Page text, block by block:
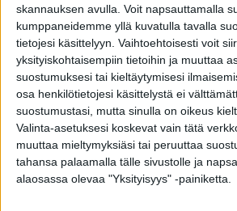
skannauksen avulla. Voit napsauttamalla
kumppaneidemme yllä kuvatulla tavalla
tietojesi käsittelyyn. Vaihtoehtoisesti voit
yksityiskohtaisempiin tietoihin ja muuttaa
suostumuksesi tai kieltäytymisesi
osa henkilötietojesi käsittelystä ei
suostumustasi, mutta sinulla on oikeus
Valinta-asetuksesi koskevat vain tätä
muuttaa mieltymyksiäsi tai peruuttaa
tahansa palaamalla tälle sivustolle ja
alaosassa olevaa "Yksityisyys" -painiketta.
Piilosaranointi on ainutlaatuinen
Tiivin ulko-ovissa. Oven rakenteen
tukevat ovea juuri oikeista kohdista.
ansiosta ulko-ovesi pysyy ryhdikkäästi
aina kevyt ja vaivaton avata sekä sulkea.
Tähän malliin suositellaan Vitória-
pitkävedintä. Pitkävedin tuo tyyliä ovesi
ulkonäköön. Pitkävedin korostaa oven
kruunaa kotisi sisäänkäynnin. Ovi
kääntämällä tehden oven käyttämisestä